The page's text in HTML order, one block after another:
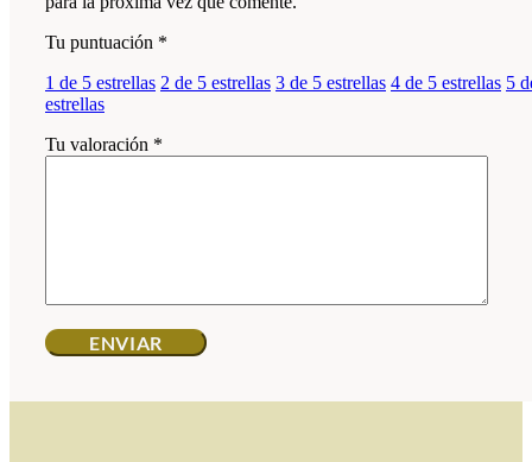
Tu puntuación *
1 de 5 estrellas 2 de 5 estrellas 3 de 5 estrellas 4 de 5 estrellas 5
estrellas
Tu valoración *